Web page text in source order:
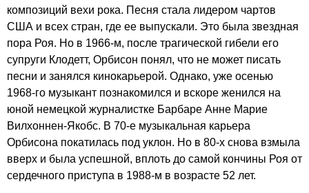
композиций вехи рока. Песня стала лидером чартов
США и всех стран, где ее выпускали. Это была звездная
пора Роя. Но в 1966-м, после трагической гибели его
супруги Клодетт, Орбисон понял, что не может писать
песни и занялся кинокарьерой. Однако, уже осенью
1968-го музыкант познакомился и вскоре женился на
юной немецкой журналистке Барбаре Анне Марие
Вилхоннен-Якобс. В 70-е музыкальная карьера
Орбисона покатилась под уклон. Но в 80-х снова взмыла
вверх и была успешной, вплоть до самой кончины Роя от
сердечного приступа в 1988-м в возрасте 52 лет.